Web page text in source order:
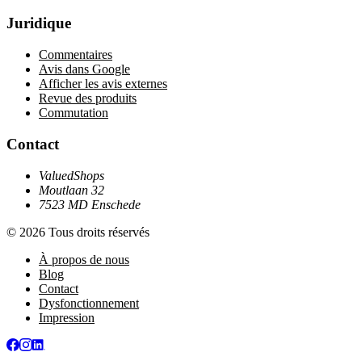
Juridique
Commentaires
Avis dans Google
Afficher les avis externes
Revue des produits
Commutation
Contact
ValuedShops
Moutlaan 32
7523 MD Enschede
© 2026 Tous droits réservés
À propos de nous
Blog
Contact
Dysfonctionnement
Impression